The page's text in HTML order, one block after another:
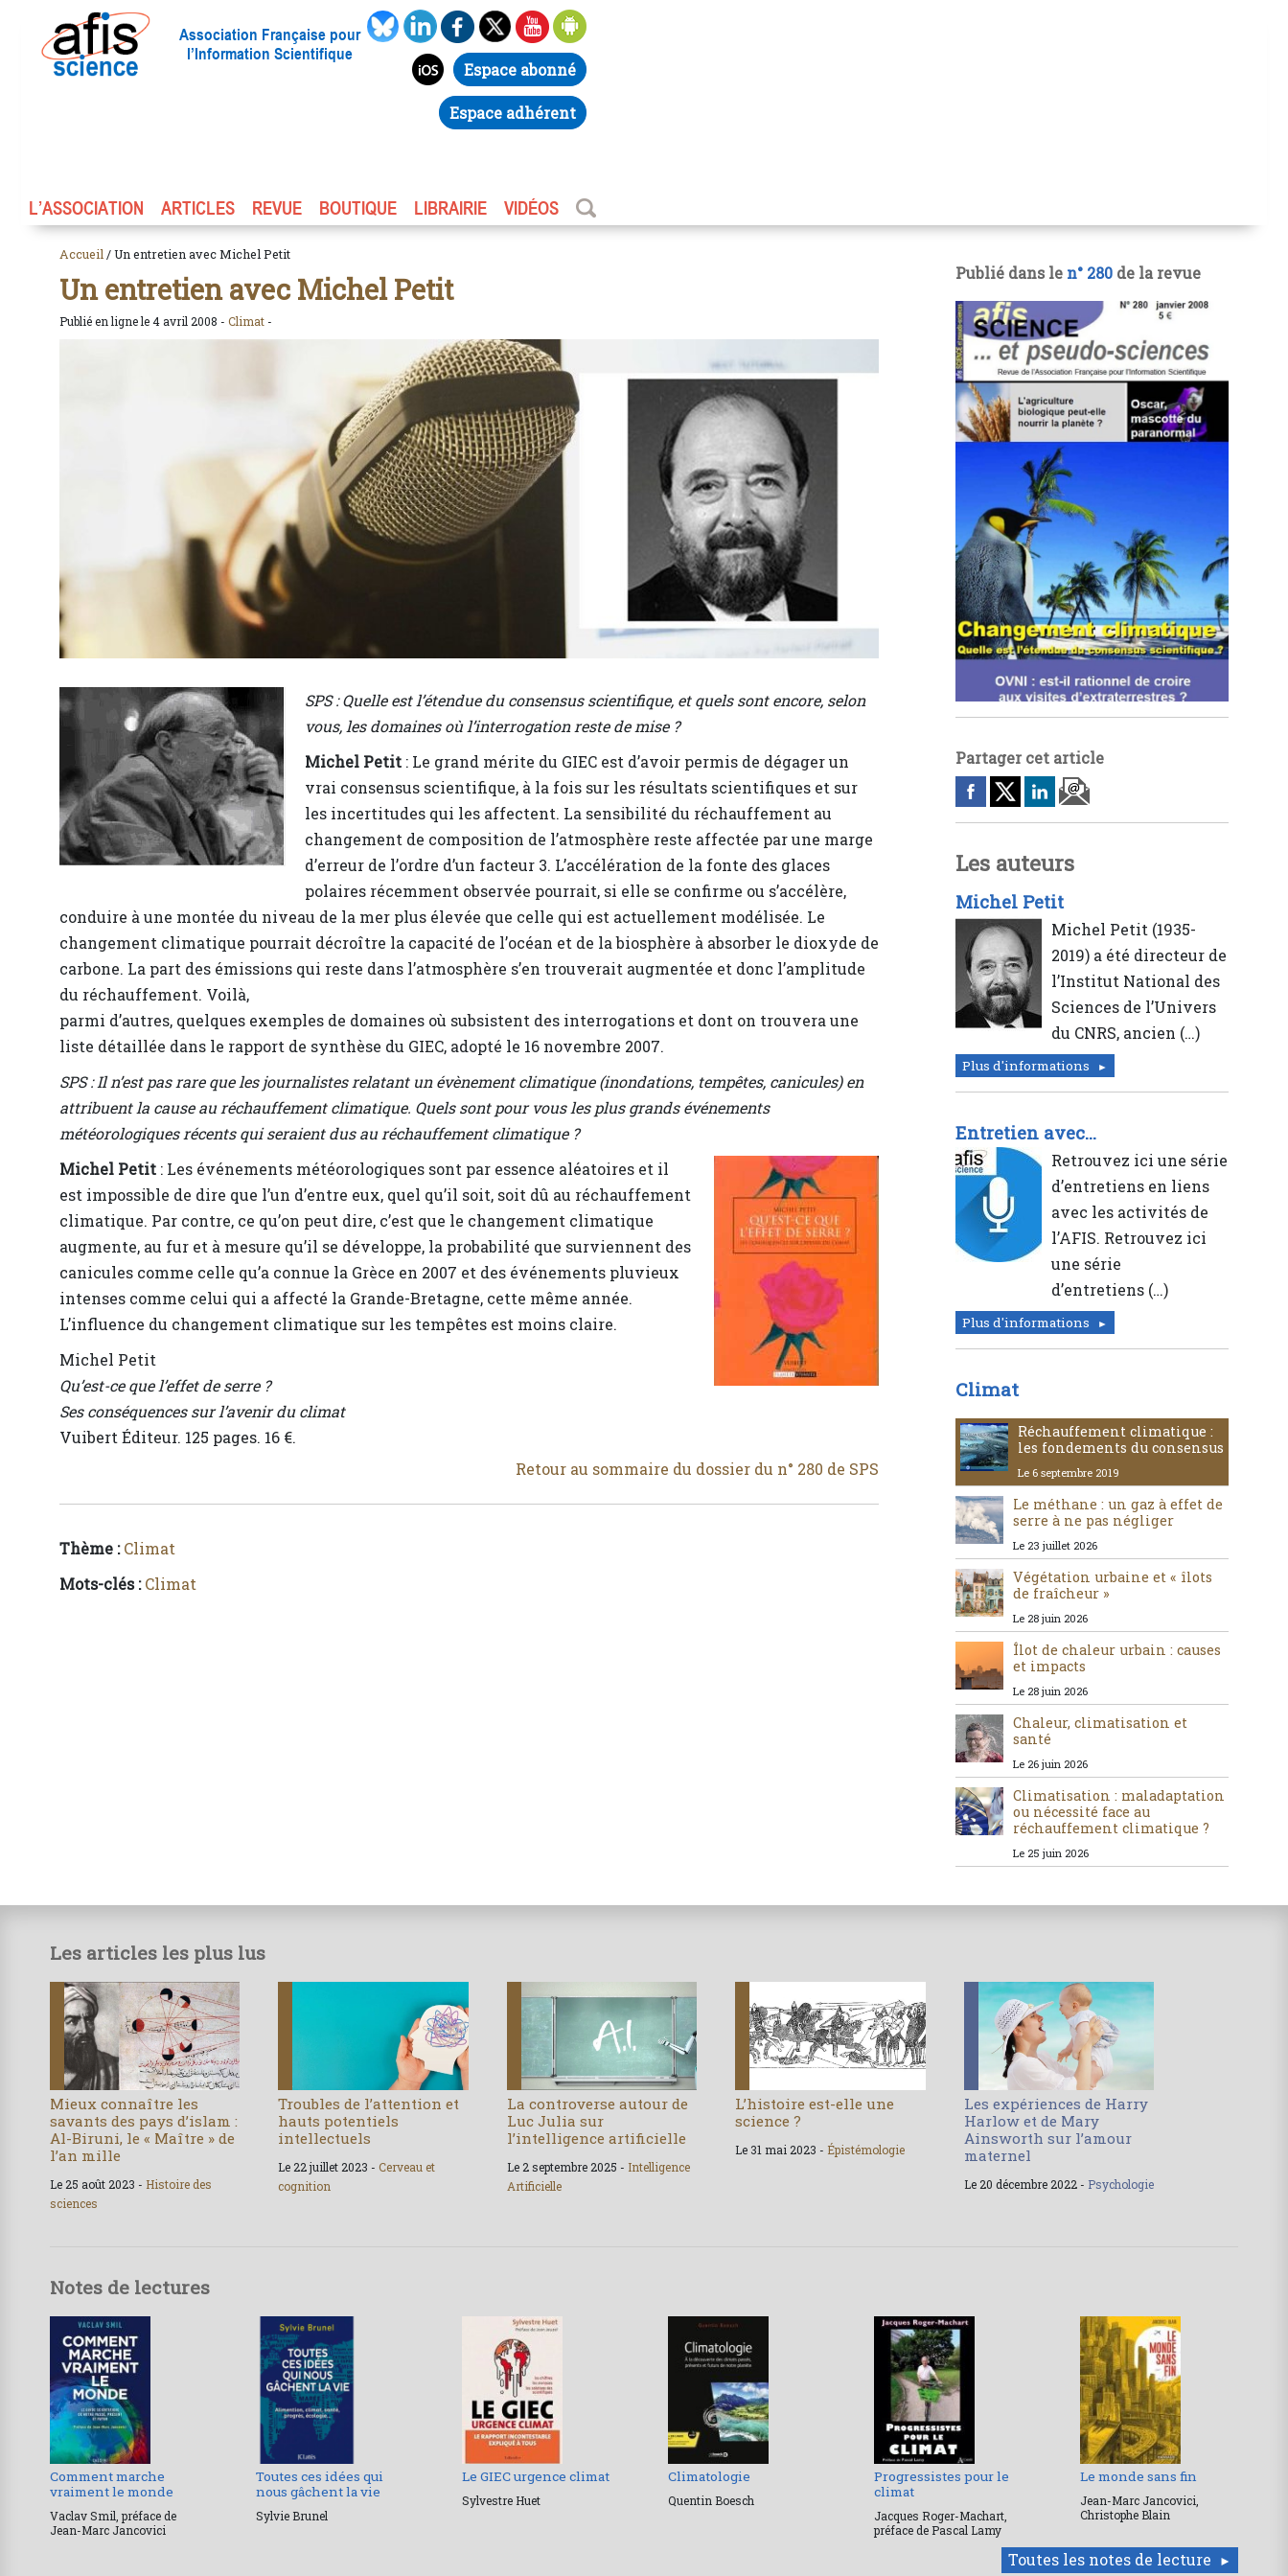
Association Française pour
l’Information Scientifique
Espace abonné
Espace adhérent
L’ASSOCIATION ARTICLES REVUE BOUTIQUE LIBRAIRIE VIDÉOS
Accueil / Un entretien avec Michel Petit
Un entretien avec Michel Petit
Publié en ligne le 4 avril 2008 - Climat -
SPS : Quelle est l’étendue du consensus scientifique, et quels sont encore, selon
vous, les domaines où l’interrogation reste de mise ?
Michel Petit : Le grand mérite du GIEC est d’avoir permis de dégager un
vrai consensus scientifique, à la fois sur les résultats scientifiques et sur
les incertitudes qui les affectent. La sensibilité du réchauffement au
changement de composition de l’atmosphère reste affectée par une marge
d’erreur de l’ordre d’un facteur 3. L’accélération de la fonte des glaces
polaires récemment observée pourrait, si elle se confirme ou s’accélère,
conduire à une montée du niveau de la mer plus élevée que celle qui est actuellement modélisée. Le
changement climatique pourrait décroître la capacité de l’océan et de la biosphère à absorber le dioxyde de
carbone. La part des émissions qui reste dans l’atmosphère s’en trouverait augmentée et donc l’amplitude
du réchauffement. Voilà,
parmi d’autres, quelques exemples de domaines où subsistent des interrogations et dont on trouvera une
liste détaillée dans le rapport de synthèse du GIEC, adopté le 16 novembre 2007.
SPS : Il n’est pas rare que les journalistes relatant un évènement climatique (inondations, tempêtes, canicules) en
attribuent la cause au réchauffement climatique. Quels sont pour vous les plus grands événements
météorologiques récents qui seraient dus au réchauffement climatique ?
Michel Petit : Les événements météorologiques sont par essence aléatoires et il
est impossible de dire que l’un d’entre eux, quel qu’il soit, soit dû au réchauffement
climatique. Par contre, ce qu’on peut dire, c’est que le changement climatique
augmente, au fur et à mesure qu’il se développe, la probabilité que surviennent des
canicules comme celle qu’a connue la Grèce en 2007 et des événements pluvieux
intenses comme celui qui a affecté la Grande-Bretagne, cette même année.
L’influence du changement climatique sur les tempêtes est moins claire.
Michel Petit
Qu’est-ce que l’effet de serre ?
Ses conséquences sur l’avenir du climat
Vuibert Éditeur. 125 pages. 16 €.
Retour au sommaire du dossier du n° 280 de SPS
Thème :Climat
Mots-clés :Climat
Publié dans le n° 280 de la revue
Partager cet article
Les auteurs
Michel Petit
Michel Petit (1935-
2019) a été directeur de
l’Institut National des
Sciences de l’Univers
du CNRS, ancien (…)
Plus d'informations
Entretien avec...
Retrouvez ici une série
d’entretiens en liens
avec les activités de
l’AFIS. Retrouvez ici
une série
d’entretiens (…)
Plus d'informations
Climat
Réchauffement climatique :
les fondements du consensus
Le 6 septembre 2019
Le méthane : un gaz à effet de
serre à ne pas négliger
Le 23 juillet 2026
Végétation urbaine et « îlots
de fraîcheur »
Le 28 juin 2026
Îlot de chaleur urbain : causes
et impacts
Le 28 juin 2026
Chaleur, climatisation et
santé
Le 26 juin 2026
Climatisation : maladaptation
ou nécessité face au
réchauffement climatique ?
Le 25 juin 2026
Les articles les plus lus
Mieux connaître les
savants des pays d’islam :
Al-Biruni, le « Maître » de
l’an mille
Le 25 août 2023 - Histoire des
sciences
Troubles de l’attention et
hauts potentiels
intellectuels
Le 22 juillet 2023 -Cerveau et
cognition
La controverse autour de
Luc Julia sur
l’intelligence artificielle
Le 2 septembre 2025 - Intelligence
Artificielle
L’histoire est-elle une
science ?
Le 31 mai 2023 - Épistémologie
Les expériences de Harry
Harlow et de Mary
Ainsworth sur l’amour
maternel
Le 20 décembre 2022 - Psychologie
Notes de lectures
Comment marche
vraiment le monde
Vaclav Smil, préface de
Jean-Marc Jancovici
Toutes ces idées qui
nous gâchent la vie
Sylvie Brunel
Le GIEC urgence climat
Sylvestre Huet
Climatologie
Quentin Boesch
Progressistes pour le
climat
Jacques Roger-Machart,
préface de Pascal Lamy
Le monde sans fin
Jean-Marc Jancovici,
Christophe Blain
Toutes les notes de lecture